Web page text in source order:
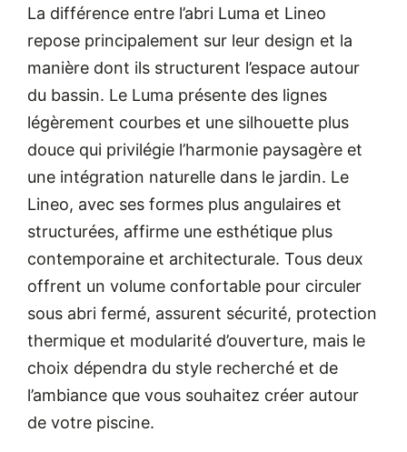
La différence entre l’abri Luma et Lineo
repose principalement sur leur design et la
manière dont ils structurent l’espace autour
du bassin. Le Luma présente des lignes
légèrement courbes et une silhouette plus
douce qui privilégie l’harmonie paysagère et
une intégration naturelle dans le jardin. Le
Lineo, avec ses formes plus angulaires et
structurées, affirme une esthétique plus
contemporaine et architecturale. Tous deux
offrent un volume confortable pour circuler
sous abri fermé, assurent sécurité, protection
thermique et modularité d’ouverture, mais le
choix dépendra du style recherché et de
l’ambiance que vous souhaitez créer autour
de votre piscine.